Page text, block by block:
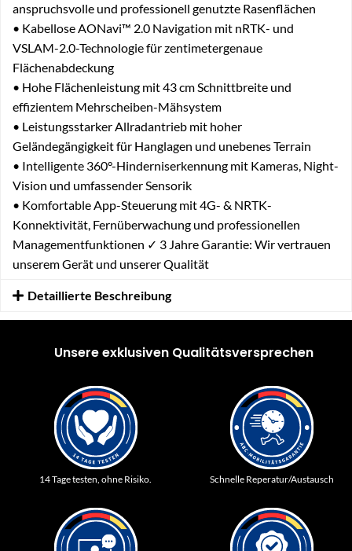
anspruchsvolle und professionell genutzte Rasenflächen
• Kabellose AONavi™ 2.0 Navigation mit nRTK- und
VSLAM-2.0-Technologie für zentimetergenaue
Flächenabdeckung
• Hohe Flächenleistung mit 43 cm Schnittbreite und
effizientem Mehrscheiben-Mähsystem
• Leistungsstarker Allradantrieb mit hoher
Geländegängigkeit für Hanglagen und unebenes Terrain
• Intelligente 360°-Hinderniserkennung mit Kameras, Night-
Vision und umfassender Sensorik
• Komfortable App-Steuerung mit 4G- & NRTK-
Konnektivität, Fernüberwachung und professionellen
Managementfunktionen ✓ 3 Jahre Garantie: Wir vertrauen
unserem Gerät und unserer Qualität
Detaillierte Beschreibung
Unsere exklusiven Qualitätsversprechen
14 Tage testen, ohne Risiko. Schnelle Reperatur/Austausch